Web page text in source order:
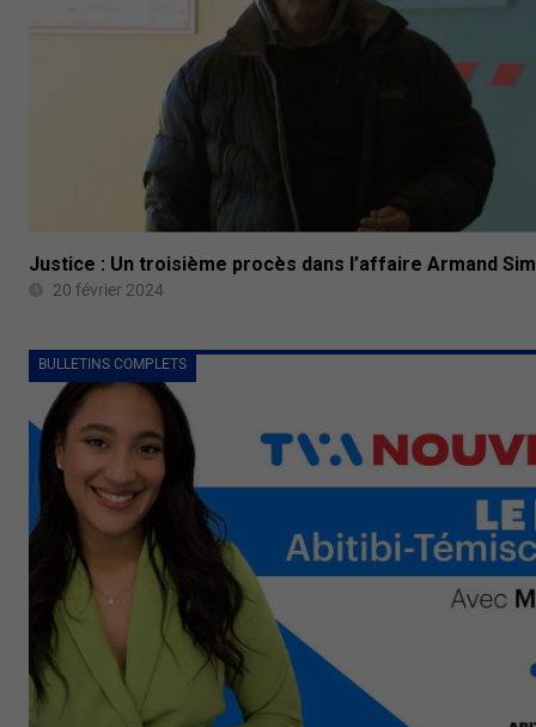
Justice : Un troisième procès dans l’affaire Armand
20 février 2024
BULLETINS COMPLETS